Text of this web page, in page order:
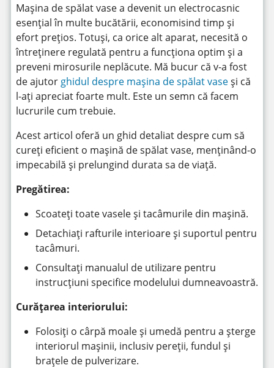
Mașina de spălat vase a devenit un electrocasnic
esențial în multe bucătării, economisind timp și
efort prețios. Totuși, ca orice alt aparat, necesită o
întreținere regulată pentru a funcționa optim și a
preveni mirosurile neplăcute. Mă bucur că v-a fost
de ajutor ghidul despre mașina de spălat vaseși că
l-ați apreciat foarte mult. Este un semn că facem
lucrurile cum trebuie.
Acest articol oferă un ghid detaliat despre cum să
cureți eficient o mașină de spălat vase, menținând-o
impecabilă și prelungind durata sa de viață.
Pregătirea:
Scoateți toate vasele și tacâmurile din mașină.
Detachiați rafturile interioare și suportul pentru
tacâmuri.
Consultați manualul de utilizare pentru
instrucțiuni specifice modelului dumneavoastră.
Curățarea interiorului:
Folosiți o cârpă moale și umedă pentru a șterge
interiorul mașinii, inclusiv pereții, fundul și
brațele de pulverizare.